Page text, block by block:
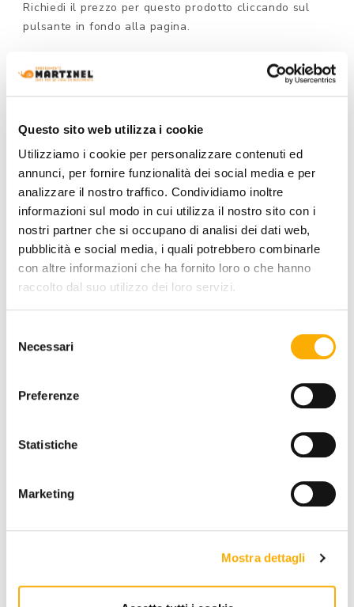
Questo sito web utilizza i cookie
Utilizziamo i cookie per personalizzare contenuti ed
annunci, per fornire funzionalità dei social media e per
analizzare il nostro traffico. Condividiamo inoltre
informazioni sul modo in cui utilizza il nostro sito con i
nostri partner che si occupano di analisi dei dati web,
pubblicità e social media, i quali potrebbero combinarle
con altre informazioni che ha fornito loro o che hanno
raccolto dal suo utilizzo dei loro servizi.
delNecessari
Preferenze
Statistiche
Marketing
Mostra dettagli
Richiedi il prezzo per questo prodotto cliccando sul
pulsante in fondo alla pagina.
Su ordinazione
FINITURA STRUTTURA:
FINITURA SEDUTA:
INFORMAZIONI
BRAND